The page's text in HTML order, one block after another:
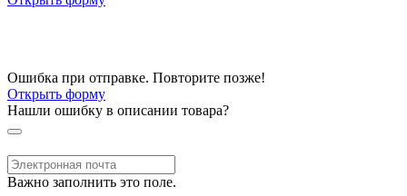
Ошибка при отправке. Повторите позже!
Открыть форму
Нашли ошибку в описании товара?
Важно заполнить это поле.